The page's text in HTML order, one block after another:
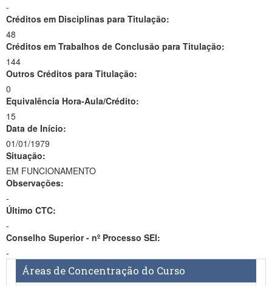
-
Créditos em Disciplinas para Titulação:
48
Créditos em Trabalhos de Conclusão para Titulação:
144
Outros Créditos para Titulação:
0
Equivalência Hora-Aula/Crédito:
15
Data de Início:
01/01/1979
Situação:
EM FUNCIONAMENTO
Observações:
-
Último CTC:
-
Conselho Superior - nº Processo SEI:
-
Áreas de Concentração do Curso